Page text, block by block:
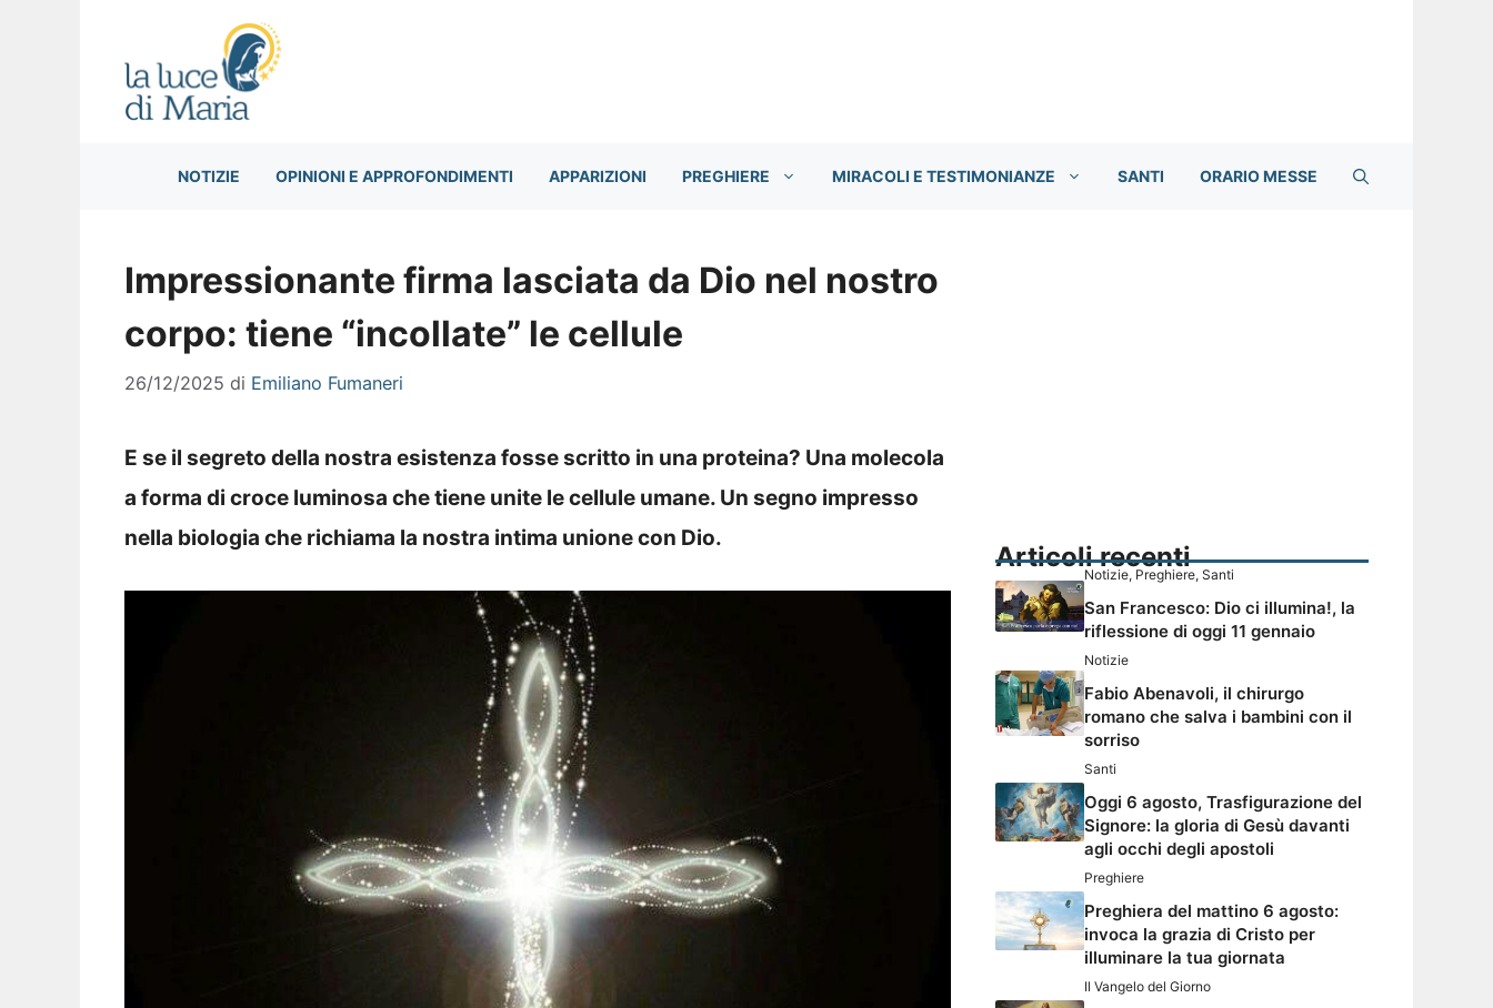
NOTIZIE OPINIONI E APPROFONDIMENTI APPARIZIONI PREGHIERE MIRACOLI E TESTIMONIANZE SANTI ORARIO MESSE
Impressionante firma lasciata da Dio nel nostro
corpo: tiene “incollate” le cellule
26/12/2025 di Emiliano Fumaneri
E se il segreto della nostra esistenza fosse scritto in una proteina? Una molecola
a forma di croce luminosa che tiene unite le cellule umane. Un segno impresso
nella biologia che richiama la nostra intima unione con Dio.
Articoli recenti
Notizie, Preghiere, Santi
San Francesco: Dio ci illumina!, la
riflessione di oggi 11 gennaio
Notizie
Fabio Abenavoli, il chirurgo
romano che salva i bambini con il
sorriso
Santi
Oggi 6 agosto, Trasfigurazione del
Signore: la gloria di Gesù davanti
agli occhi degli apostoli
Preghiere
Preghiera del mattino 6 agosto:
invoca la grazia di Cristo per
illuminare la tua giornata
Il Vangelo del Giorno